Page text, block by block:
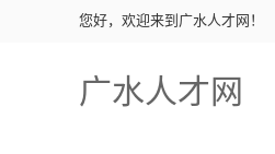
您好，欢迎来到广水人才网！
广水人才网